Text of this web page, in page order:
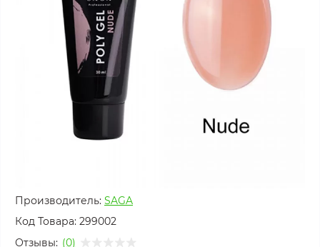
Производитель: SAGA
Код Товара: 299002
Отзывы: (0)